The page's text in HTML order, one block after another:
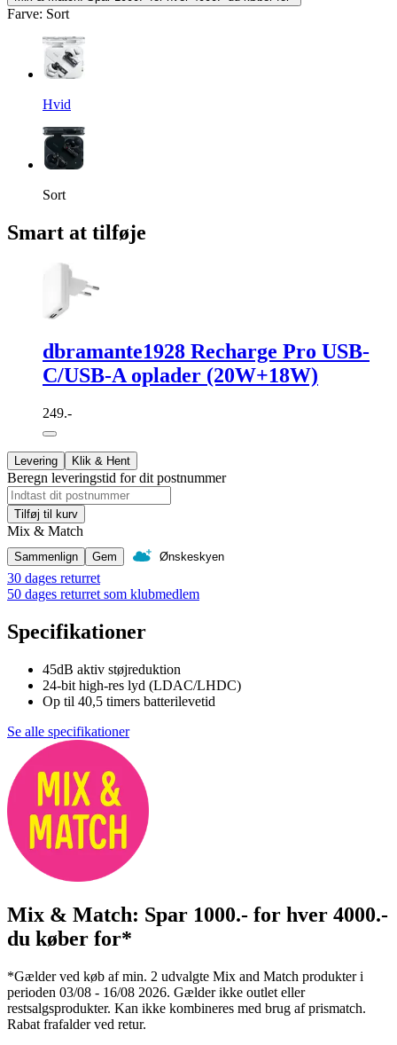
Farve: Sort
Hvid
Sort
Smart at tilføje
dbramante1928 Recharge Pro USB-
C/USB-A oplader (20W+18W)
249.-
Levering Klik & Hent
Beregn leveringstid for dit postnummer
Tilføj til kurv
Mix & Match
Sammenlign Gem Ønskeskyen
30 dages returret
50 dages returret som klubmedlem
Specifikationer
45dB aktiv støjreduktion
24-bit high-res lyd (LDAC/LHDC)
Op til 40,5 timers batterilevetid
Se alle specifikationer
Mix & Match: Spar 1000.- for hver 4000.-
du køber for*
*Gælder ved køb af min. 2 udvalgte Mix and Match produkter i
perioden 03/08 - 16/08 2026. Gælder ikke outlet eller
restsalgsprodukter. Kan ikke kombineres med brug af prismatch.
Rabat frafalder ved retur.